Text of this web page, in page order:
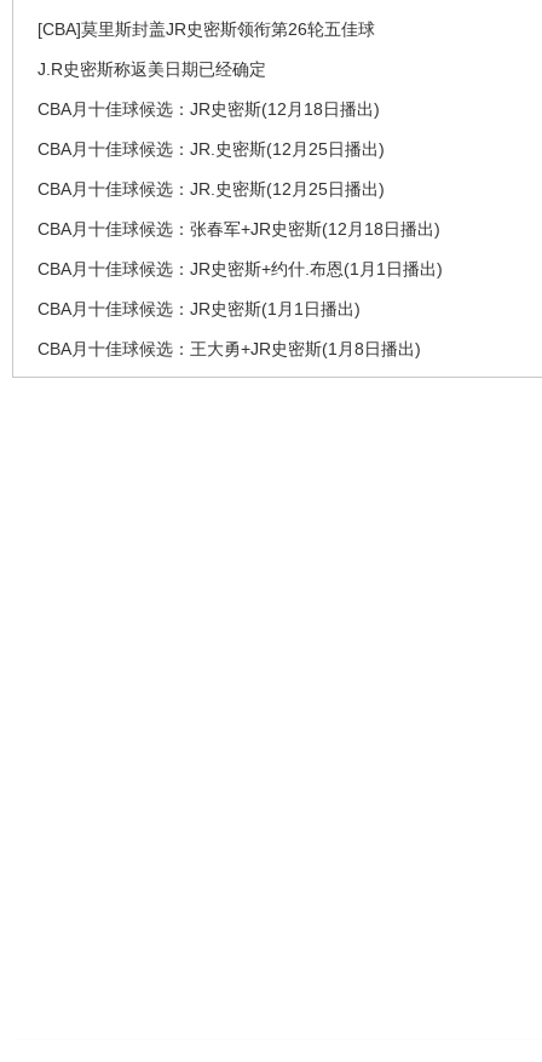
[CBA]莫里斯封盖JR史密斯领衔第26轮五佳球
J.R史密斯称返美日期已经确定
CBA月十佳球候选：JR史密斯(12月18日播出)
CBA月十佳球候选：JR.史密斯(12月25日播出)
CBA月十佳球候选：JR.史密斯(12月25日播出)
CBA月十佳球候选：张春军+JR史密斯(12月18日播出)
CBA月十佳球候选：JR史密斯+约什.布恩(1月1日播出)
CBA月十佳球候选：JR史密斯(1月1日播出)
CBA月十佳球候选：王大勇+JR史密斯(1月8日播出)